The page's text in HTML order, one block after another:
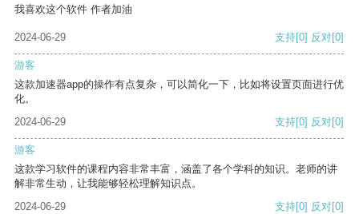
我喜欢这个软件 作者加油
2024-06-29 支持[0] 反对[0]
游客
这款加速器app的操作有点复杂，可以简化一下，比如将设置页面进行优
化。
2024-06-29
支持[0] 反对[0]
游客
这款学习软件的课程内容非常丰富，涵盖了各个学科的知识。老师的讲
解非常生动，让我能够轻松理解知识点。
2024-06-29
支持[0] 反对[0]